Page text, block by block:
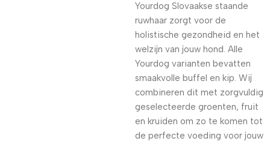
Yourdog Slovaakse staande
ruwhaar zorgt voor de
holistische gezondheid en het
welzijn van jouw hond. Alle
Yourdog varianten bevatten
smaakvolle buffel en kip. Wij
combineren dit met zorgvuldig
geselecteerde groenten, fruit
en kruiden om zo te komen tot
de perfecte voeding voor jouw